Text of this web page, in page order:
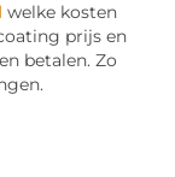
welke kosten
prijs en
betalen. Zo